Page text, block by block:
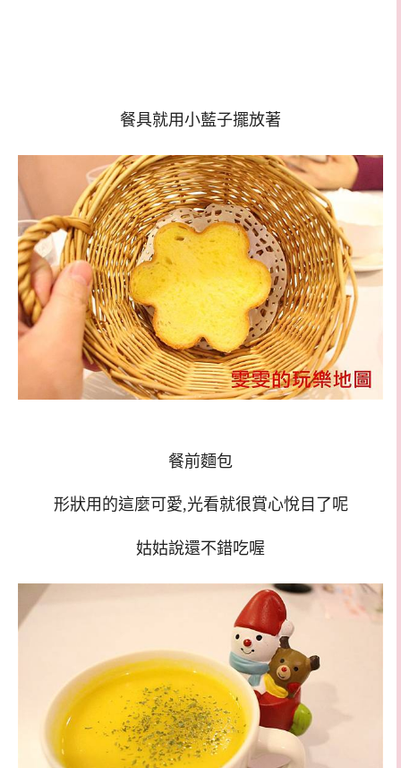
餐具就用小藍子擺放著
餐前麵包
形狀用的這麼可愛,光看就很賞心悅目了呢
姑姑說還不錯吃喔